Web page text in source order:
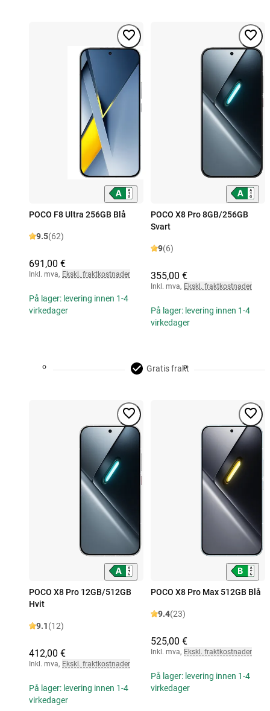
POCO F8 Ultra 256GB Blå
9.5(62)
691,00 €
Inkl. mva, Ekskl. fraktkostnader
På lager: levering innen 1-4
virkedager
POCO X8 Pro 8GB/256GB
Svart
9(6)
355,00 €
Inkl. mva, Ekskl. fraktkostnader
På lager: levering innen 1-4
virkedager
Gratis frakt
POCO X8 Pro 12GB/512GB
Hvit
9.1(12)
412,00 €
Inkl. mva, Ekskl. fraktkostnader
På lager: levering innen 1-4
virkedager
POCO X8 Pro Max 512GB Blå
9.4(23)
525,00 €
Inkl. mva, Ekskl. fraktkostnader
På lager: levering innen 1-4
virkedager